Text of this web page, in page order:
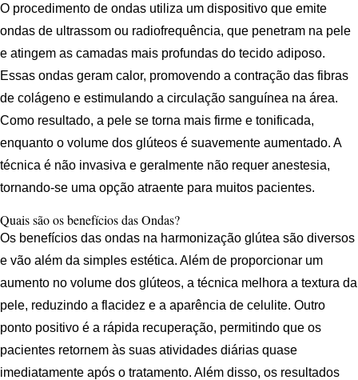
O procedimento de ondas utiliza um dispositivo que emite
ondas de ultrassom ou radiofrequência, que penetram na pele
e atingem as camadas mais profundas do tecido adiposo.
Essas ondas geram calor, promovendo a contração das fibras
de colágeno e estimulando a circulação sanguínea na área.
Como resultado, a pele se torna mais firme e tonificada,
enquanto o volume dos glúteos é suavemente aumentado. A
técnica é não invasiva e geralmente não requer anestesia,
tornando-se uma opção atraente para muitos pacientes.
Quais são os benefícios das Ondas?
Os benefícios das ondas na harmonização glútea são diversos
e vão além da simples estética. Além de proporcionar um
aumento no volume dos glúteos, a técnica melhora a textura da
pele, reduzindo a flacidez e a aparência de celulite. Outro
ponto positivo é a rápida recuperação, permitindo que os
pacientes retornem às suas atividades diárias quase
imediatamente após o tratamento. Além disso, os resultados